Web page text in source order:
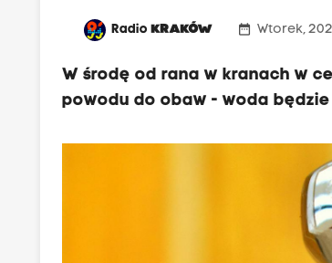
RadioKRAKÓW date_range Wtorek,
W środę od rana w kranach w
powodu do obaw - woda